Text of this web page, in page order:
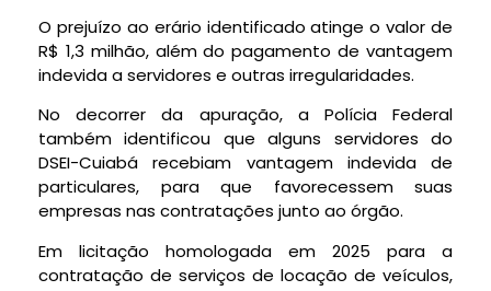
O prejuízo ao erário identificado atinge o valor de
R$ 1,3 milhão, além do pagamento de vantagem
indevida a servidores e outras irregularidades.
No decorrer da apuração, a Polícia Federal
também identificou que alguns servidores do
DSEI-Cuiabá recebiam vantagem indevida de
particulares, para que favorecessem suas
empresas nas contratações junto ao órgão.
Em licitação homologada em 2025 para a
contratação de serviços de locação de veículos,